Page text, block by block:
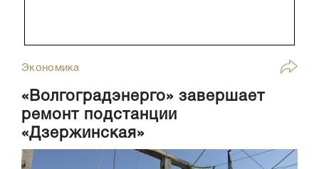
Экономика
«Волгоградэнерго» завершает
ремонт подстанции
«Дзержинская»